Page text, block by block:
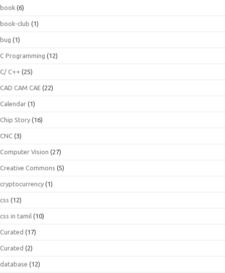
book (6)
book-club (1)
bug (1)
C Programming (12)
C/ C++ (25)
CAD CAM CAE (22)
Calendar (1)
Chip Story (16)
CNC (3)
Computer Vision (27)
Creative Commons (5)
cryptocurrency (1)
css (12)
css in tamil (10)
Curated (17)
Curated (2)
database (12)